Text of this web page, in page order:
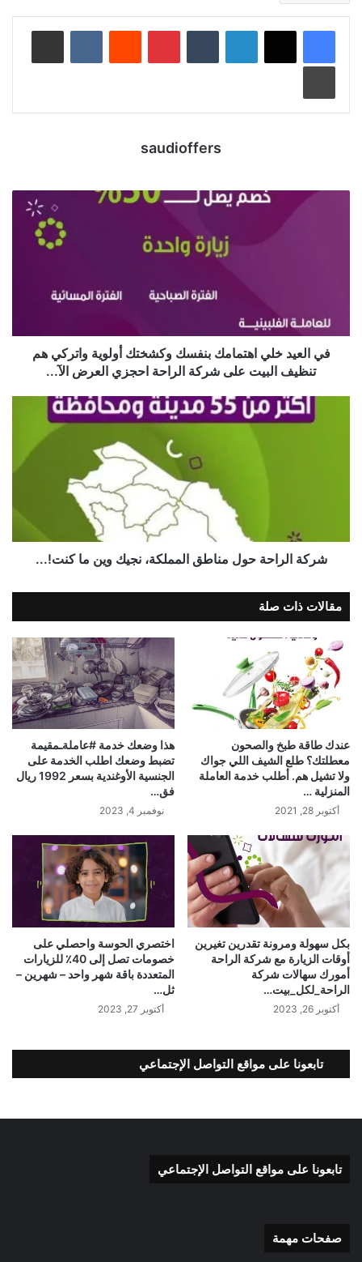
لينكدإن بينتيريست
saudioffers
في العيد خلي اهتمامك بنفسك وكشختك أولوية واتركي هم
تنظيف البيت على شركة الراحة احجزي العرض الآ...
شركة الراحة حول مناطق المملكة، نجيك وين ما كنت!...
مقالات ذات صلة
عندك طاقة طبخ والصحون
معطلتك؟ طلع الشيف اللي جواك
ولا تشيل هم. أطلب خدمة العاملة
المنزلية …
أكتوبر 28, 2021
هذا وضعك خدمة #عاملةـمقيمة
تضبط وضعك اطلب الخدمة على
الجنسية الأوغندية بسعر 1992 ريال
فق…
نوفمبر 4, 2023
بكل سهولة ومرونة تقدرين تغيرين
أوقات الزيارة مع شركة الراحة
أمورك سهالات شركة
الراحة_لكل_بيت…
أكتوبر 26, 2023
اختصري الحوسة واحصلي على
خصومات تصل إلى 40٪؜ للزيارات
المتعددة باقة شهر واحد – شهرين –
ثل…
أكتوبر 27, 2023
تابعونا على مواقع التواصل الإجتماعي
تابعونا على مواقع التواصل الإجتماعي
صفحات مهمة